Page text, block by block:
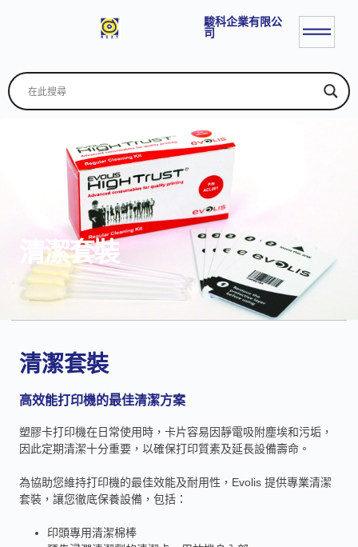
駿科企業有限公
司
清潔套裝
清潔套裝
高效能打印機的最佳清潔方案
塑膠卡打印機在日常使用時，卡片容易因靜電吸附塵埃和污垢，
因此定期清潔十分重要，以確保打印質素及延長設備壽命。
為協助您維持打印機的最佳效能及耐用性，Evolis 提供專業清潔
套裝，讓您徹底保養設備，包括：
印頭專用清潔棉棒